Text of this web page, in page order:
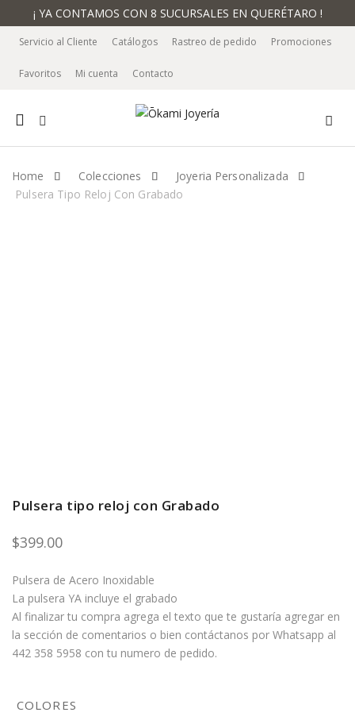
¡ YA CONTAMOS CON 8 SUCURSALES EN QUERÉTARO !
Servicio al Cliente Catálogos Rastreo de pedido Promociones
Favoritos Mi cuenta Contacto
Mobile
navigation
Home Colecciones
Joyeria Personalizada
Pulsera Tipo Reloj Con Grabado
Pulsera tipo reloj con Grabado
$399.00
Pulsera de Acero Inoxidable
La pulsera YA incluye el grabado
Al finalizar tu compra agrega el texto que te gustaría agregar en
la sección de comentarios o bien contáctanos por Whatsapp al
442 358 5958 con tu numero de pedido.
COLORES